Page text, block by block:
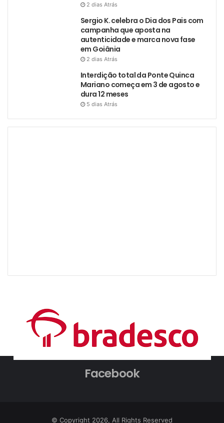
2 dias Atrás
Sergio K. celebra o Dia dos Pais com
campanha que aposta na
autenticidade e marca nova fase
em Goiânia
2 dias Atrás
Interdição total da Ponte Quinca
Mariano começa em 3 de agosto e
dura 12 meses
5 dias Atrás
Facebook
© Copyright 2026, All Rights Reserved